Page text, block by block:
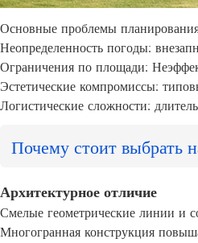
Основные проблемы
Неопределенность погоды:
Ограничения по площади:
Эстетические компромиссы:
Логистические сложности:
Почему стоит выбрать
Архитектурное отличие
Смелые геометрические линии и
Многогранная конструкция